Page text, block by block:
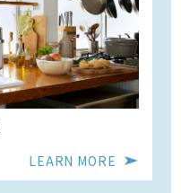
LEARN MORE